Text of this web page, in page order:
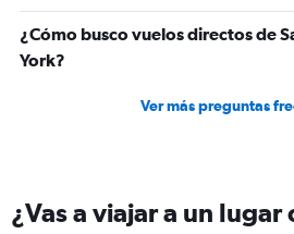
¿Cómo busco vuelos directos de
York?
Ver más preguntas
¿Vas a viajar a un lugar